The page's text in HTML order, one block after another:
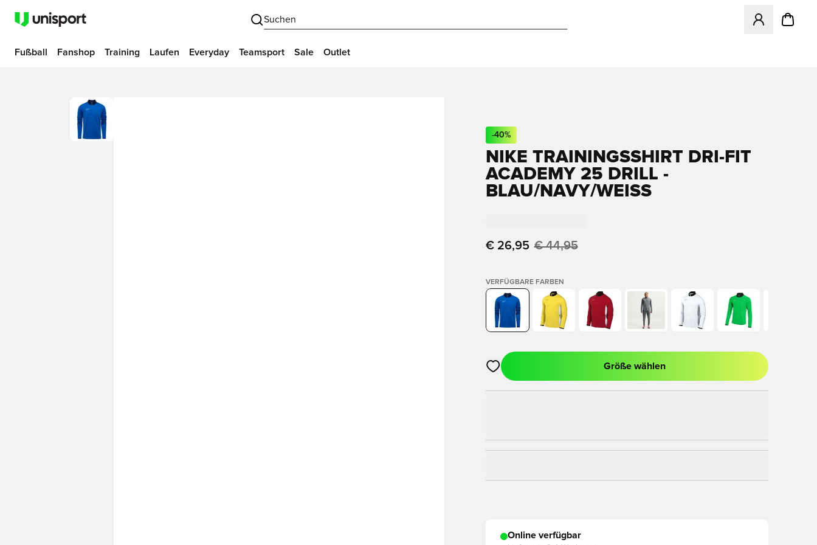
Suchen
Öffnet ein
Fußball Fanshop Training Laufen Everyday Teamsport Sale Outlet
-40%
NIKE TRAININGSSHIRT DRI-FIT
ACADEMY 25 DRILL -
BLAU/NAVY/WEISS
€ 26,95 € 44,95
VERFÜGBARE FARBEN
Öffnet ein Fenster zum Anmelden oder Registrieren als Mitglied
Größe wählen
Online verfügbar